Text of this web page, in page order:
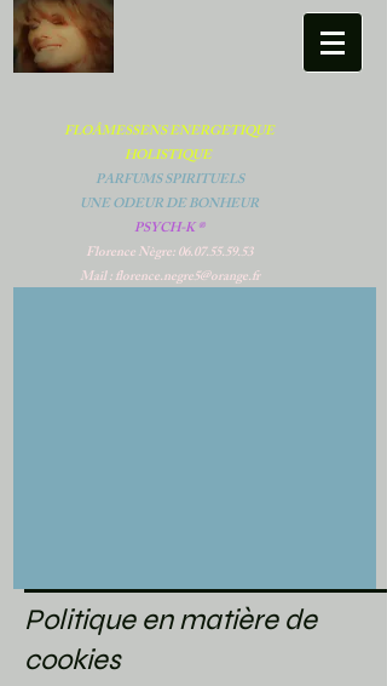
FLOÂMESSENS ENERGETIQUE
HOLISTIQUE
PARFUMS SPIRITUELS
UNE ODEUR DE BONHEUR
PSYCH-K ®
Florence Nègre:06.07.55.59.53
Mail : florence.negre5@orange.fr
Politique en matière de
cookies